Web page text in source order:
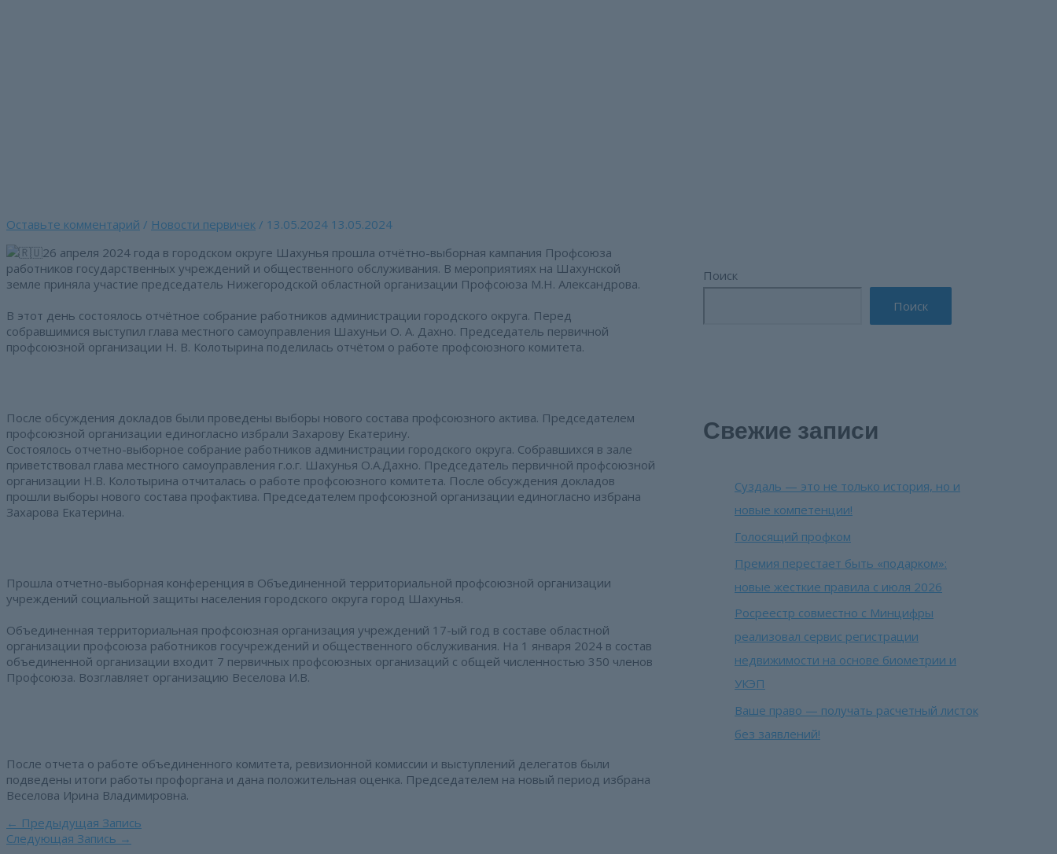
Оставьте комментарий / Новости первичек / 13.05.2024 13.05.2024
26 апреля 2024 года в городском округе Шахунья прошла отчётно-выборная кампания Профсоюза
работников государственных учреждений и общественного обслуживания. В мероприятиях на Шахунской
земле приняла участие председатель Нижегородской областной организации Профсоюза М.Н. Александрова.
В этот день состоялось отчётное собрание работников администрации городского округа. Перед
собравшимися выступил глава местного самоуправления Шахуньи О. А. Дахно. Председатель первичной
профсоюзной организации Н. В. Колотырина поделилась отчётом о работе профсоюзного комитета.
После обсуждения докладов были проведены выборы нового состава профсоюзного актива. Председателем
профсоюзной организации единогласно избрали Захарову Екатерину.
Состоялось отчетно-выборное собрание работников администрации городского округа. Собравшихся в зале
приветствовал глава местного самоуправления г.о.г. Шахунья О.А.Дахно. Председатель первичной профсоюзной
организации Н.В. Колотырина отчиталась о работе профсоюзного комитета. После обсуждения докладов
прошли выборы нового состава профактива. Председателем профсоюзной организации единогласно избрана
Захарова Екатерина.
Прошла отчетно-выборная конференция в Объединенной территориальной профсоюзной организации
учреждений социальной защиты населения городского округа город Шахунья.
Объединенная территориальная профсоюзная организация учреждений 17-ый год в составе областной
организации профсоюза работников госучреждений и общественного обслуживания. На 1 января 2024 в состав
объединенной организации входит 7 первичных профсоюзных организаций с общей численностью 350 членов
Профсоюза. Возглавляет организацию Веселова И.В.
После отчета о работе объединенного комитета, ревизионной комиссии и выступлений делегатов были
подведены итоги работы профоргана и дана положительная оценка. Председателем на новый период избрана
Веселова Ирина Владимировна.
Навигация
по
← Предыдущая Запись
Следующая Запись →
Поиск
Поиск
Свежие записи
Суздаль — это не только история, но и
новые компетенции!
Голосящий профком
Премия перестает быть «подарком»:
новые жесткие правила с июля 2026
Росреестр совместно с Минцифры
реализовал сервис регистрации
недвижимости на основе биометрии и
УКЭП
Ваше право — получать расчетный листок
без заявлений!